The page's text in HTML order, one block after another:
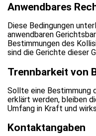
Anwendbares
Diese Bedingungen
anwendbaren
Bestimmungen des
sind die Gerichte dieser
Trennbarkeit von
Sollte eine Bestimmung
erklärt werden, bleiben
Umfang in Kraft und
Kontaktangaben